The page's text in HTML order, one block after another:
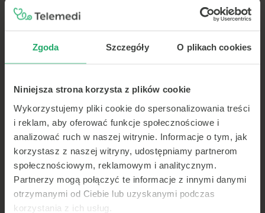
Zgoda Szczegóły O plikach cookies
Niniejsza strona korzysta z plików cookie
Wykorzystujemy pliki cookie do spersonalizowania treści
i reklam, aby oferować funkcje społecznościowe i
analizować ruch w naszej witrynie. Informacje o tym, jak
korzystasz z naszej witryny, udostępniamy partnerom
społecznościowym, reklamowym i analitycznym.
Partnerzy mogą połączyć te informacje z innymi danymi
otrzymanymi od Ciebie lub uzyskanymi podczas
korzystania z ich usług.
Lekarz pierwszego kontaktu w 15
minut — wideo, telefon lub czat.
Nowa recepta lub
leków bez wizyty osobiście.